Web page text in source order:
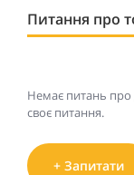
Питання про
Немає питань про
своє питання.
+ Запитати